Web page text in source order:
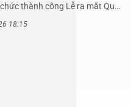
thành công Lễ ra mắt Quỹ
18:15